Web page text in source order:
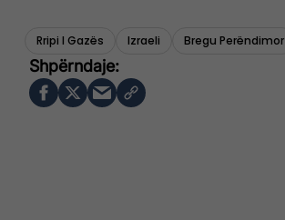
Rripi I Gazës Izraeli Bregu Perëndimor